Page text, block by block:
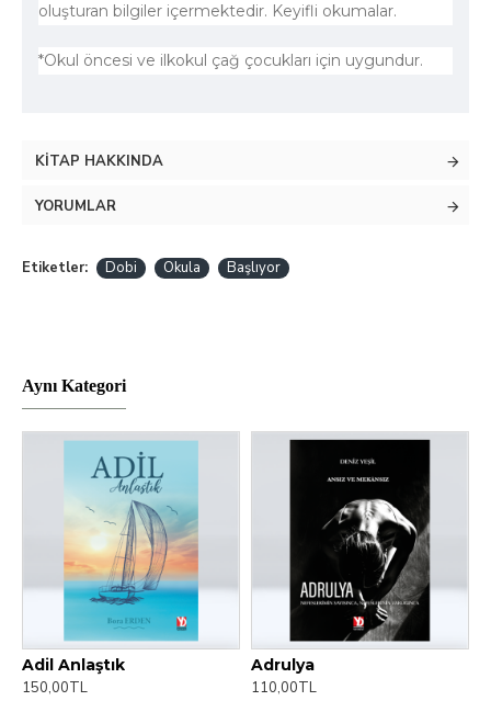
oluşturan bilgiler içermektedir. Keyifli okumalar.
*Okul öncesi ve ilkokul çağ çocukları için uygundur.
KITAP HAKKINDA
YORUMLAR
Etiketler: Dobi Okula Başlıyor
Aynı Kategori
Adil Anlaştık
150,00TL
Adrulya
110,00TL